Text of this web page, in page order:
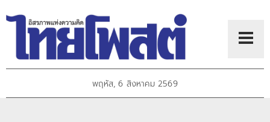
พฤหัส, 6 สิงหาคม 2569